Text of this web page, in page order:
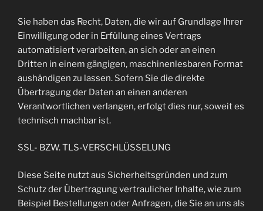
Sie haben das Recht, Daten, die wir auf Grundlage Ihrer
Einwilligung oder in Erfüllung eines Vertrags
automatisiert verarbeiten, an sich oder an einen
Dritten in einem gängigen, maschinenlesbaren Format
aushändigen zu lassen. Sofern Sie die direkte
Übertragung der Daten an einen anderen
Verantwortlichen verlangen, erfolgt dies nur, soweit es
technisch machbar ist.
SSL- BZW. TLS-VERSCHLÜSSELUNG
Diese Seite nutzt aus Sicherheitsgründen und zum
Schutz der Übertragung vertraulicher Inhalte, wie zum
Beispiel Bestellungen oder Anfragen, die Sie an uns als